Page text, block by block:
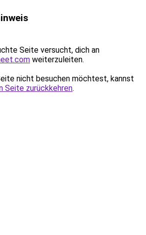
Seite versucht, dich an
weiterzuleiten.
nicht besuchen möchtest, kannst
Seite zurückkehren.